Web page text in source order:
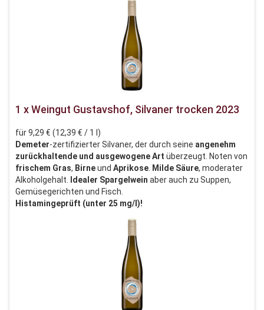
1 x Weingut Gustavshof, Silvaner trocken 2023
für 9,29 € (12,39 € / 1 l)
Demeter-zertifizierter Silvaner, der durch seine angenehm
zurückhaltende und ausgewogene Art überzeugt. Noten von
frischem Gras, Birneund Aprikose. Milde Säure, moderater
Alkoholgehalt. Idealer Spargelwein aber auch zu Suppen,
Gemüsegerichten und Fisch.
Histamingeprüft (unter 25 mg/l)!